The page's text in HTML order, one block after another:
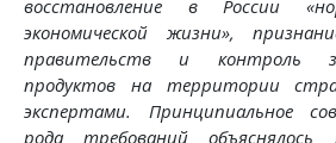
восстановление в России
экономической жизни»,
правительств и контроль
продуктов на территории
экспертами. Принципиальное
рода требований